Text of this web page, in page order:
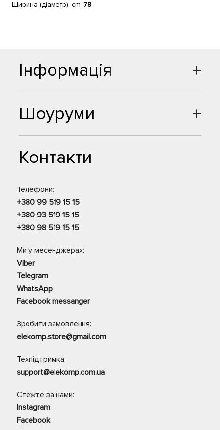
Ширина (діаметр), cm 78
Шоуруми
Контакти
Телефони:
+380 99 519 15 15
+380 93 519 15 15
+380 98 519 15 15
Ми у месенджерах:
Viber
Telegram
WhatsApp
Facebook messanger
Зробити замовлення:
elekomp.store@gmail.com
Техпідтримка:
support@elekomp.com.ua
Стежте за нами:
Instagram
Facebook
Інформація